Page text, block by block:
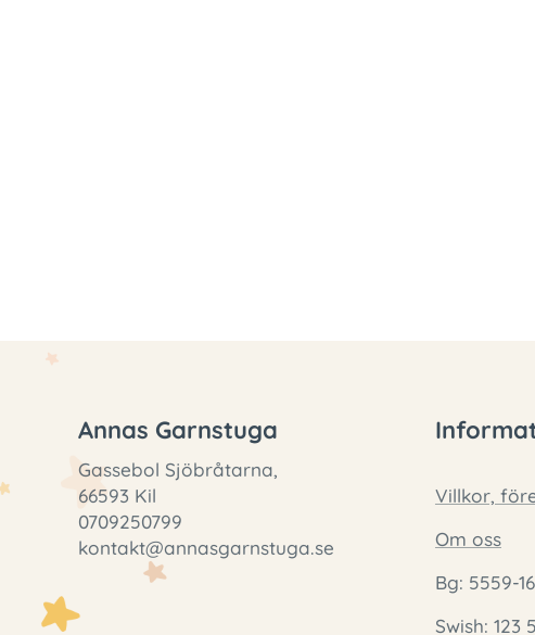
Annas Garnstuga
Gassebol Sjöbråtarna,
66593 Kil
0709250799
kontakt@annasgarnstuga.se
Villkor,
Om oss
Bg: 5559-
Swish: 123